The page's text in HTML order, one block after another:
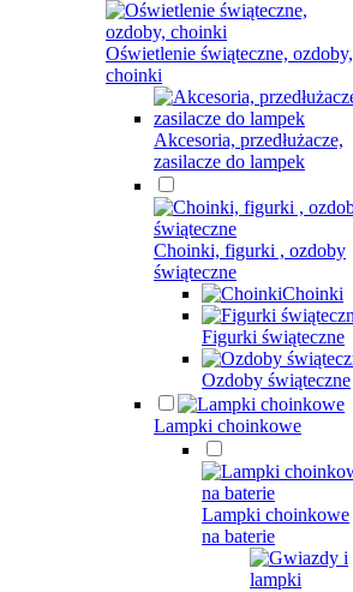
Oświetlenie świąteczne, ozdoby,
choinki
Akcesoria, przedłużacze,
zasilacze do lampek
Choinki, figurki , ozdoby
świąteczne
Choinki
Figurki świąteczne
Ozdoby świąteczne
Lampki choinkowe
Lampki choinkowe
na baterie